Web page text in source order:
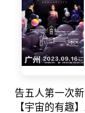
告五人第一次
【宇宙的有趣